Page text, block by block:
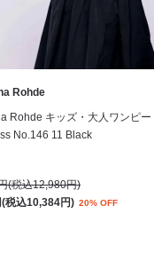
Rohde
Rohde キッズ・大人ワンピー
No.146 11 Black
(税込12,980円)
税込10,384円) 20% OFF